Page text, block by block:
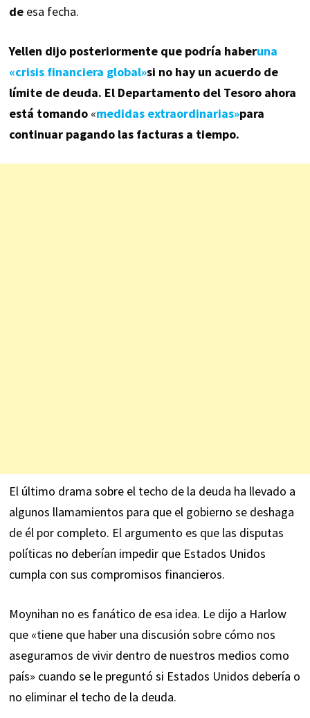
deesa fecha.
Yellen dijo posteriormente que podría haberuna
«crisis financiera global»si no hay un acuerdo de
límite de deuda. El Departamento del Tesoro ahora
está tomando«medidas extraordinarias»para
continuar pagando las facturas a tiempo.
El último drama sobre el techo de la deuda ha llevado a
algunos llamamientos para que el gobierno se deshaga
de él por completo. El argumento es que las disputas
políticas no deberían impedir que Estados Unidos
cumpla con sus compromisos financieros.
Moynihan no es fanático de esa idea. Le dijo a Harlow
que «tiene que haber una discusión sobre cómo nos
aseguramos de vivir dentro de nuestros medios como
país» cuando se le preguntó si Estados Unidos debería o
no eliminar el techo de la deuda.